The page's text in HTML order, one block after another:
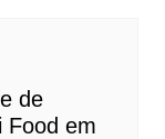
de
Food em